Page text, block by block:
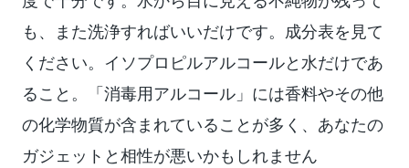
も、また洗浄すればいいだけです。成分表を見て
ください。イソプロピルアルコールと水だけであ
ること。「消毒用アルコール」には香料やその他
の化学物質が含まれていることが多く、あなたの
ガジェットと相性が悪いかもしれません